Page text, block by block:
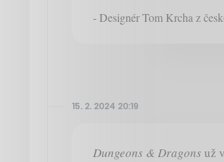
- Designér Tom Krcha z
15. 2. 2024 20:19
Dungeons & Dragons už